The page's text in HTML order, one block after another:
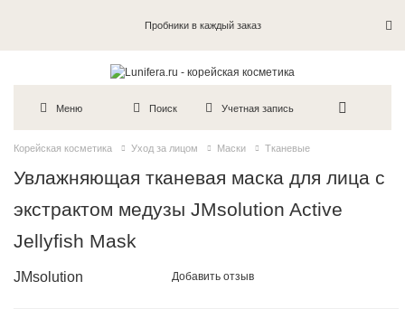
Пробники в каждый заказ
Меню Поиск Учетная запись
Корейская косметика Уход за лицом Маски Тканевые
Увлажняющая тканевая маска для лица с
экстрактом медузы JMsolution Active
Jellyfish Mask
JMsolution Добавить отзыв